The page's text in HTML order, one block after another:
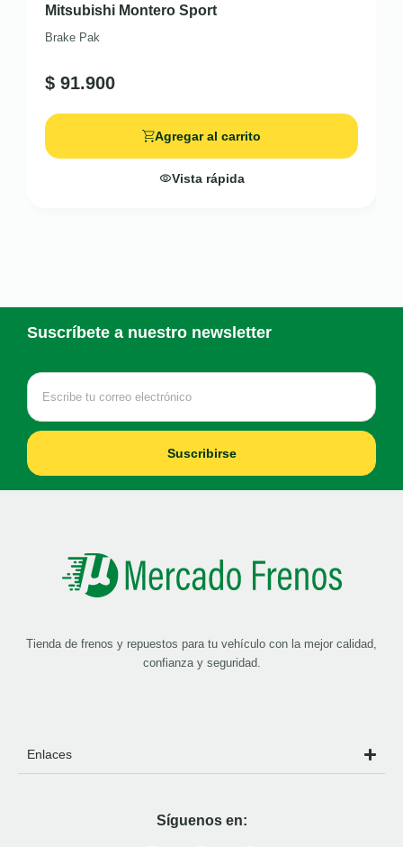
Mitsubishi Montero Sport
Brake Pak
$ 91.900
Agregar al carrito
Vista rápida
Suscríbete a nuestro newsletter
Suscribirse
Tienda de frenos y repuestos para tu vehículo con la mejor calidad,
confianza y seguridad.
Enlaces
Síguenos en: